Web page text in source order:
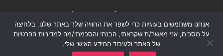
הצהרת נגישות מדיניות פרטיות
קטשופ אירועים © קטשופ אירועים All
אנחנו משתמשים בעוגיות כדי לשפר את החוויה שלך באתר שלנו. בלחיצה
על מסכים, אני מאשר/ת שקראתי, הבנתי והסכמתי/מה למדיניות הפרטיות
של האתר ולעיבוד המידע האישי שלי.